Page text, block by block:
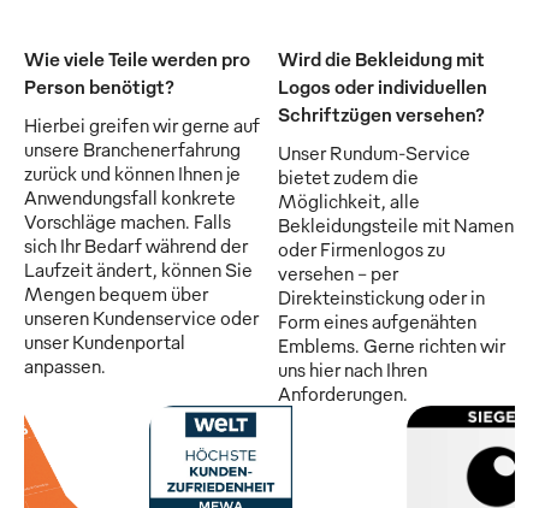
Wie viele Teile werden pro
Person benötigt?
Hierbei greifen wir gerne auf
unsere Branchenerfahrung
zurück und können Ihnen je
Anwendungsfall konkrete
Vorschläge machen. Falls
sich Ihr Bedarf während der
Laufzeit ändert, können Sie
Mengen bequem über
unseren Kundenservice oder
unser Kundenportal
anpassen.
Wird die Bekleidung mit
Logos oder individuellen
Schriftzügen versehen?
Unser Rundum-Service
bietet zudem die
Möglichkeit, alle
Bekleidungsteile mit Namen
oder Firmenlogos zu
versehen - per
Direkteinstickung oder in
Form eines aufgenähten
Emblems. Gerne richten wir
uns hier nach Ihren
Anforderungen.